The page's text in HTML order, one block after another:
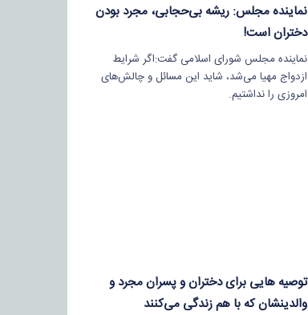
نماینده مجلس: ریشه بی‌حجابی، مجرد بودن
دختران است!
نماینده مجلس شورای اسلامی گفت:اگر شرایط
ازدواج مهیا می‌شد، شاید این مسائل و چالش‌های
امروزی را نداشتیم.
توصیه هایی برای دختران و پسران مجرد و
والدینشان که با هم زندگی می‌کنند